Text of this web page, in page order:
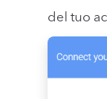
del tuo